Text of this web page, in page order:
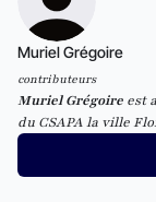
Muriel Grégoire
contributeurs
Muriel Grégoire est
du CSAPA la ville